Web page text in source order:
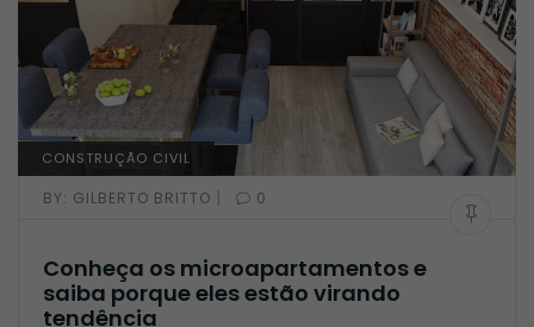
CONSTRUÇÃO CIVIL
BY: GILBERTO BRITTO | 0
Conheça os microapartamentos e
saiba porque eles estão virando
tendência